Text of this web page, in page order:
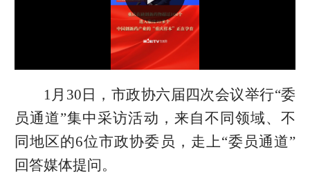
1月30日，市政协六届四次会议举行“委
员通道”集中采访活动，来自不同领域、不
同地区的6位市政协委员，走上“委员通道”
回答媒体提问。